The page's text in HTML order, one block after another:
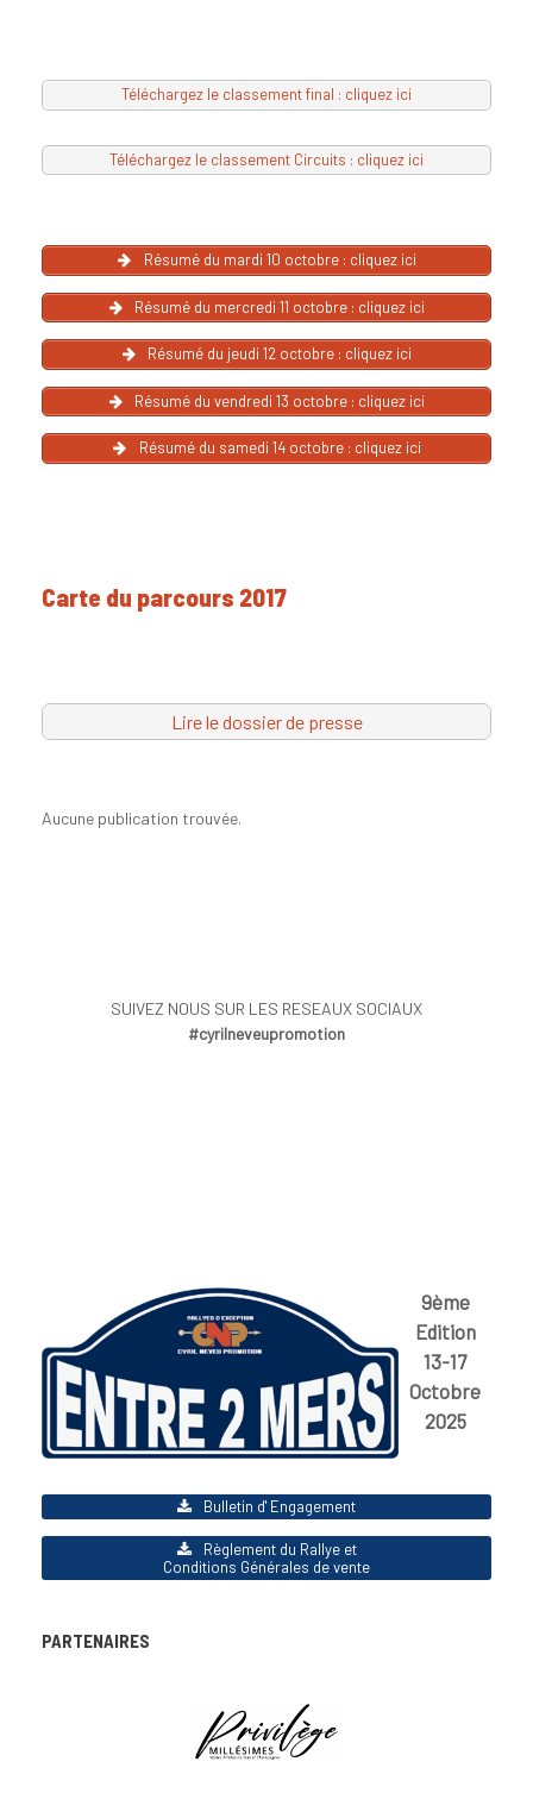
Téléchargez le classement final : cliquez ici
Téléchargez le classement Circuits : cliquez ici
Résumé du mardi 10 octobre : cliquez ici
Résumé du mercredi 11 octobre : cliquez ici
Résumé du jeudi 12 octobre : cliquez ici
Résumé du vendredi 13 octobre : cliquez ici
Résumé du samedi 14 octobre : cliquez ici
Carte du parcours 2017
Lire le dossier de presse
Aucune publication trouvée.
SUIVEZ NOUS SUR LES RESEAUX SOCIAUX
#cyrilneveupromotion
9ème
Edition
13-17
Octobre
2025
Bulletin d' Engagement
Règlement du Rallye et
Conditions Générales de vente
PARTENAIRES